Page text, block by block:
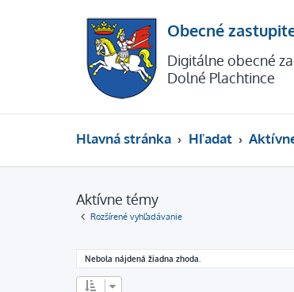
Obecné
Digitálne obecné
Dolné Plachtince
Hlavná stránka Hľadať
Aktívne témy
Rozšírené vyhľadávanie
Nebola nájdená žiadna zhoda.